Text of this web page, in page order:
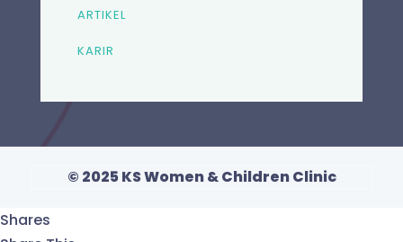
ARTIKEL
KARIR
© 2025 KS Women & Children Clinic
Shares